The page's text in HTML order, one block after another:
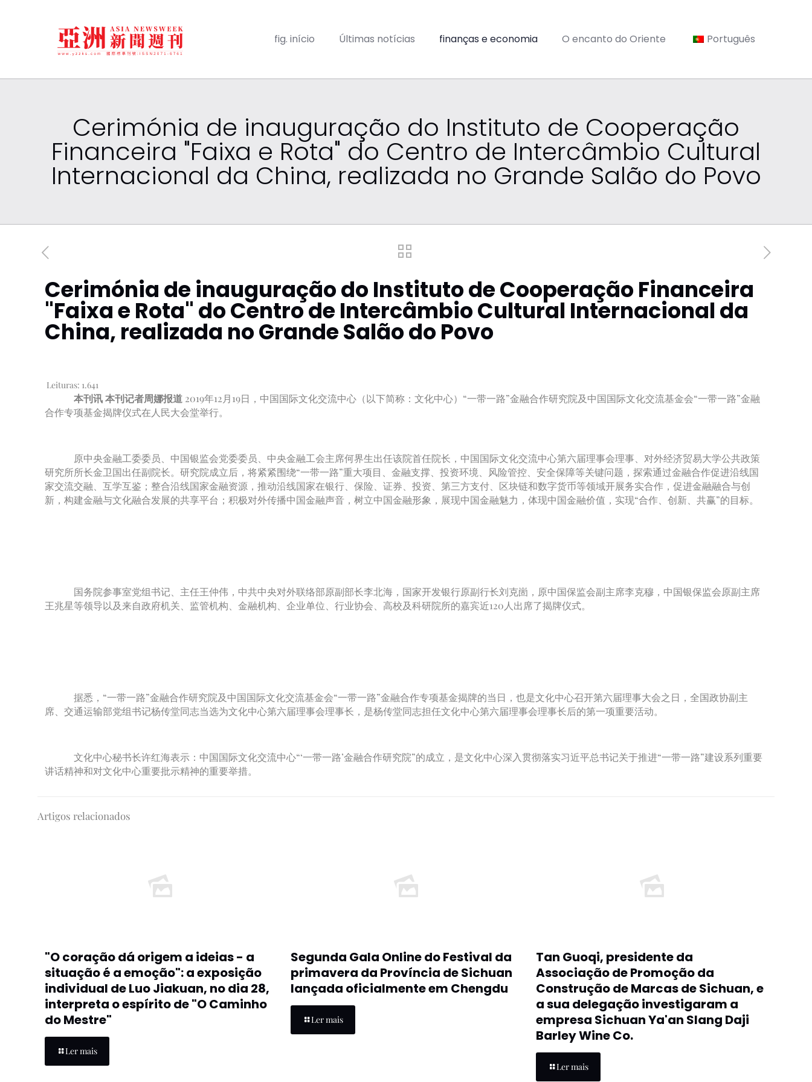
fig. início Últimas notícias finanças e economia O encanto do Oriente Português
Cerimónia de inauguração do Instituto de Cooperação
Financeira "Faixa e Rota" do Centro de Intercâmbio Cultural
Internacional da China, realizada no Grande Salão do Povo
Cerimónia de inauguração do Instituto de Cooperação Financeira
"Faixa e Rota" do Centro de Intercâmbio Cultural Internacional da
China, realizada no Grande Salão do Povo
Leituras: 1.641
本刊讯 本刊记者周娜报道 2019年12月19日，中国国际文化交流中心（以下简称：文化中心）“一带一路”金融合作研究院及中国国际文化交流基金会“一带一路”金融
合作专项基金揭牌仪式在人民大会堂举行。
原中央金融工委委员、中国银监会党委委员、中央金融工会主席何界生出任该院首任院长，中国国际文化交流中心第六届理事会理事、对外经济贸易大学公共政策
研究所所长金卫国出任副院长。研究院成立后，将紧紧围绕“一带一路”重大项目、金融支撑、投资环境、风险管控、安全保障等关键问题，探索通过金融合作促进沿线国
家交流交融、互学互鉴；整合沿线国家金融资源，推动沿线国家在银行、保险、证券、投资、第三方支付、区块链和数字货币等领域开展务实合作，促进金融融合与创
新，构建金融与文化融合发展的共享平台；积极对外传播中国金融声音，树立中国金融形象，展现中国金融魅力，体现中国金融价值，实现“合作、创新、共赢”的目标。
国务院参事室党组书记、主任王仲伟，中共中央对外联络部原副部长李北海，国家开发银行原副行长刘克崮，原中国保监会副主席李克穆，中国银保监会原副主席
王兆星等领导以及来自政府机关、监管机构、金融机构、企业单位、行业协会、高校及科研院所的嘉宾近120人出席了揭牌仪式。
据悉，“一带一路”金融合作研究院及中国国际文化交流基金会“一带一路”金融合作专项基金揭牌的当日，也是文化中心召开第六届理事大会之日，全国政协副主
席、交通运输部党组书记杨传堂同志当选为文化中心第六届理事会理事长，是杨传堂同志担任文化中心第六届理事会理事长后的第一项重要活动。
文化中心秘书长许红海表示：中国国际文化交流中心“‘一带一路’金融合作研究院”的成立，是文化中心深入贯彻落实习近平总书记关于推进“一带一路”建设系列重要
讲话精神和对文化中心重要批示精神的重要举措。
Artigos relacionados
"O coração dá origem a ideias - a
situação é a emoção": a exposição
individual de Luo Jiakuan, no dia 28,
interpreta o espírito de "O Caminho
do Mestre"
Ler mais
Segunda Gala Online do Festival da
primavera da Província de Sichuan
lançada oficialmente em Chengdu
Ler mais
Tan Guoqi, presidente da
Associação de Promoção da
Construção de Marcas de Sichuan, e
a sua delegação investigaram a
empresa Sichuan Ya'an Slang Daji
Barley Wine Co.
Ler mais